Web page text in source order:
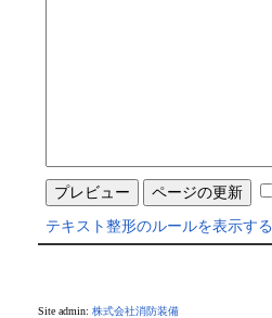
テキスト整形のルールを表示する
Site admin: 株式会社消防装備